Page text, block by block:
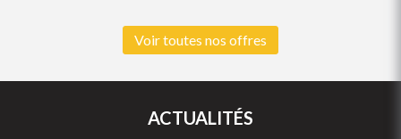
Voir toutes nos offres
ACTUALITÉS